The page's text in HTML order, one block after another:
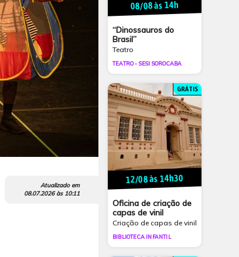
Atualizado em
08.07.2026às 10:11
08/08 às 14h
“Dinossauros do
Brasil”
Teatro
TEATRO - SESI SOROCABA
GRÁTIS
12/08 às 14h30
Oficina de criação de
capas de vinil
Criação de capas de vinil
BIBLIOTECA INFANTIL